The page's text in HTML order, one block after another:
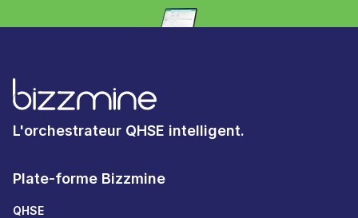
L'orchestrateur QHSE intelligent.
Plate-forme Bizzmine
QHSE